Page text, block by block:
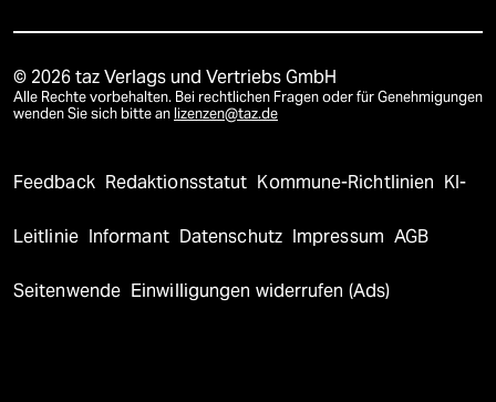
© 2026 taz Verlags und Vertriebs GmbH
Alle Rechte vorbehalten. Bei rechtlichen Fragen oder für Genehmigungen
wenden Sie sich bitte an lizenzen@taz.de
Feedback Redaktionsstatut Kommune-Richtlinien KI-
Leitlinie Informant Datenschutz Impressum AGB
Seitenwende Einwilligungen widerrufen (Ads)